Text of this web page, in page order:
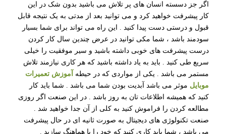
اگر جز دسسته انسان های پر تلاش می باشید بدون شک در این
کار پیشرفت خواهید کرد و می توانید بعد از مدتی به یک نتیجه قابل
قبول و درستی دست پیدا کنید . این راه می تواند برای شما بسیار
سودمند باشد ، شما مکی توانید در عرض چندین سال کار کردن
درست پیشرفت های خوبی داشته باشید و سیر موفقیت را خیلی
سریع طی کنید . باید به یاد داشته باشید که هر کاری نیازمند تلاش
مستمر می باشد . یکی از مواردی که در حیطه
آموزش تعمیرات
موبایل موثر می باشد آبدیت بودن شما می باشد . شما باید کار
کنید که همیشه اطلاعات تان به روز باشد . در این صنعت اگر روزی
مطالعه کردن را فراموش کنید به کلی از آن جدا خواهید شد .
صنعت تکنولوژی های دیجیتال به صورت ثانیه ای در حال پیشرفت
می باشد ، شما باید کاری کنید که خود را با هماهنگ سازید .